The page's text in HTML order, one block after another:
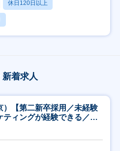
休日120日以上
新着求人
）【第二新卒採用／未経験
ィングが経験できる／研